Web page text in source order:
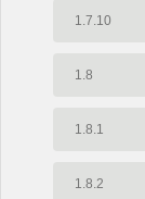
1.7.10
1.8
1.8.1
1.8.2